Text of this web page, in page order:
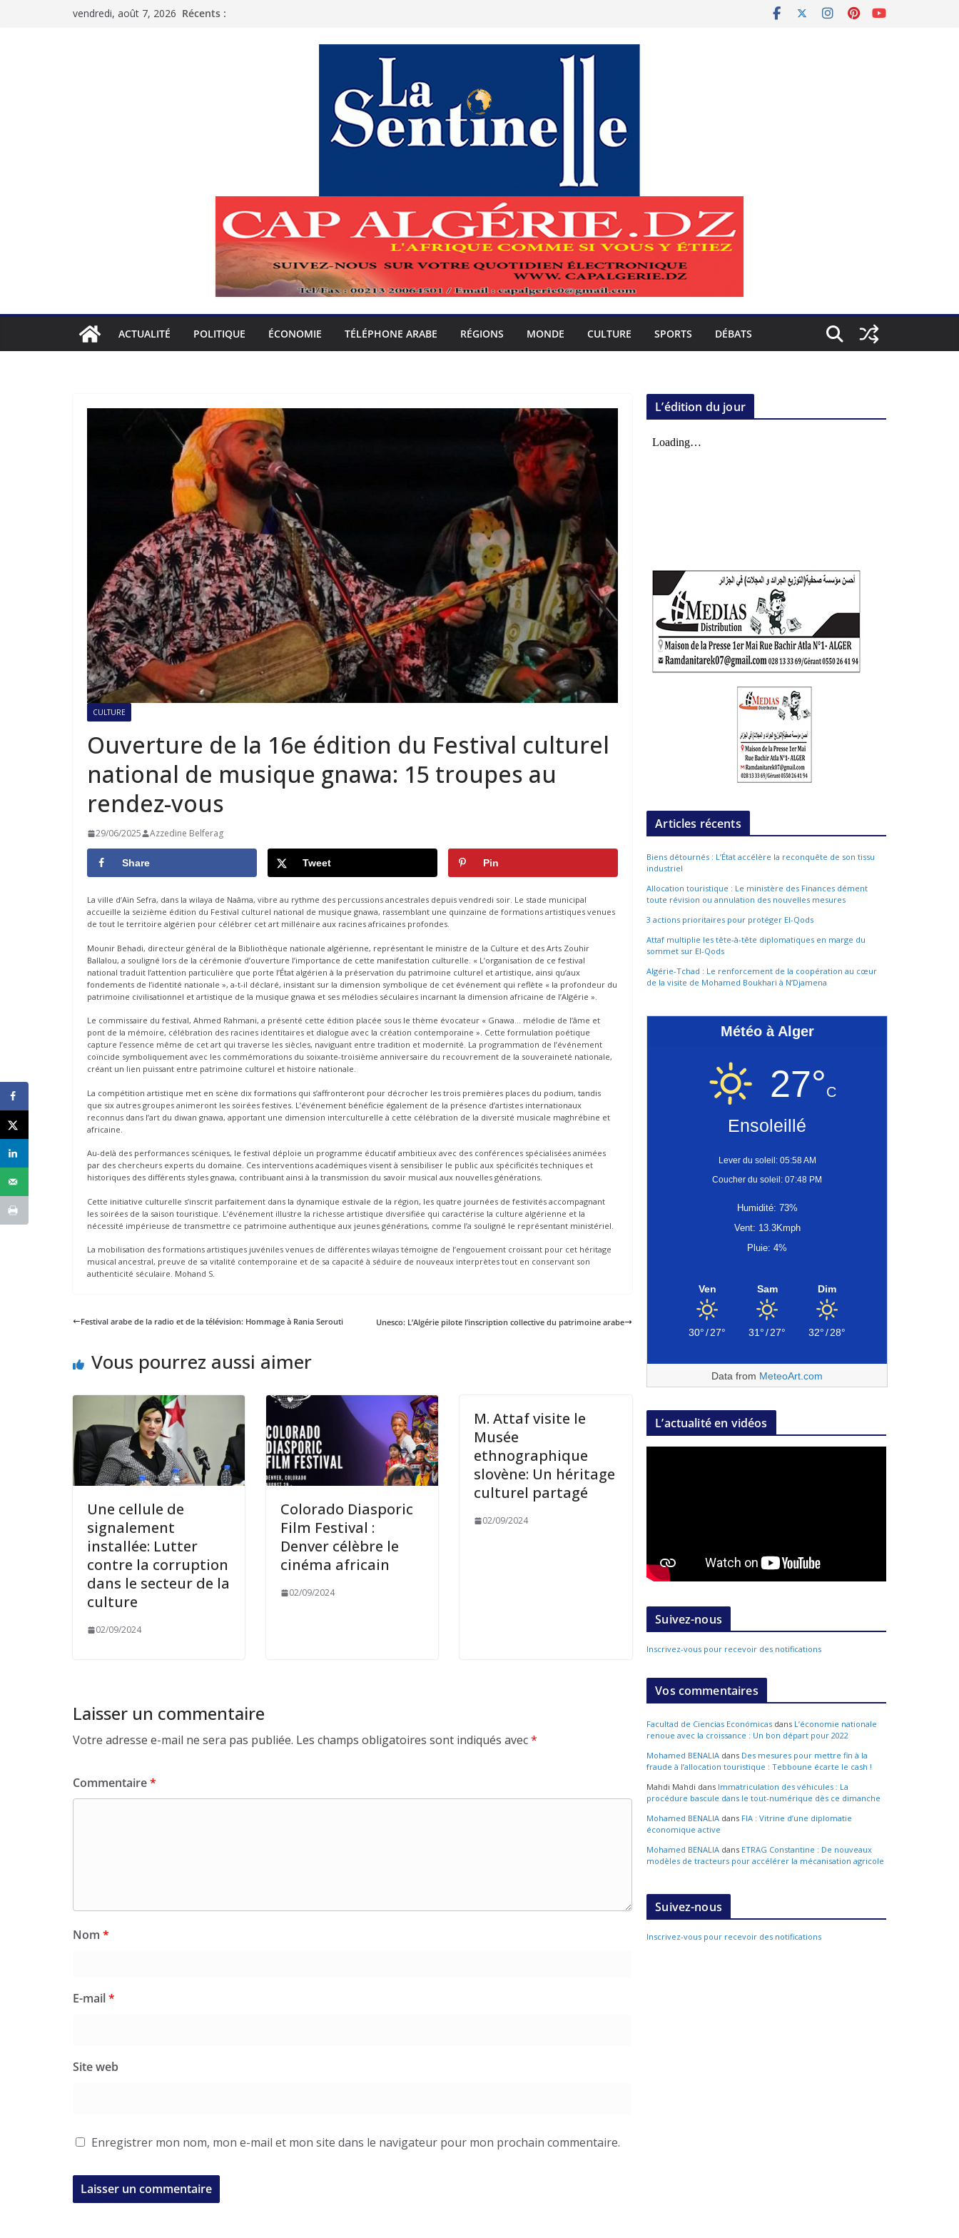
vendredi, août 7, 2026 Récents :
ACTUALITÉ POLITIQUE ÉCONOMIE TÉLÉPHONE ARABE RÉGIONS MONDE CULTURE SPORTS DÉBATS
CULTURE
Ouverture de la 16e édition du Festival culturel
national de musique gnawa: 15 troupes au
rendez-vous
29/06/2025 Azzedine Belferag
Share Tweet Pin
La ville d’Aïn Sefra, dans la wilaya de Naâma, vibre au rythme des percussions ancestrales depuis vendredi soir. Le stade municipal
accueille la seizième édition du Festival culturel national de musique gnawa, rassemblant une quinzaine de formations artistiques venues
de tout le territoire algérien pour célébrer cet art millénaire aux racines africaines profondes.
Mounir Behadi, directeur général de la Bibliothèque nationale algérienne, représentant le ministre de la Culture et des Arts Zouhir
Ballalou, a souligné lors de la cérémonie d’ouverture l’importance de cette manifestation culturelle. « L’organisation de ce festival
national traduit l’attention particulière que porte l’État algérien à la préservation du patrimoine culturel et artistique, ainsi qu’aux
fondements de l’identité nationale », a-t-il déclaré, insistant sur la dimension symbolique de cet événement qui reflète « la profondeur du
patrimoine civilisationnel et artistique de la musique gnawa et ses mélodies séculaires incarnant la dimension africaine de l’Algérie ».
Le commissaire du festival, Ahmed Rahmani, a présenté cette édition placée sous le thème évocateur « Gnawa… mélodie de l’âme et
pont de la mémoire, célébration des racines identitaires et dialogue avec la création contemporaine ». Cette formulation poétique
capture l’essence même de cet art qui traverse les siècles, naviguant entre tradition et modernité. La programmation de l’événement
coïncide symboliquement avec les commémorations du soixante-troisième anniversaire du recouvrement de la souveraineté nationale,
créant un lien puissant entre patrimoine culturel et histoire nationale.
La compétition artistique met en scène dix formations qui s’affronteront pour décrocher les trois premières places du podium, tandis
que six autres groupes animeront les soirées festives. L’événement bénéficie également de la présence d’artistes internationaux
reconnus dans l’art du diwan gnawa, apportant une dimension interculturelle à cette célébration de la diversité musicale maghrébine et
africaine.
Au-delà des performances scéniques, le festival déploie un programme éducatif ambitieux avec des conférences spécialisées animées
par des chercheurs experts du domaine. Ces interventions académiques visent à sensibiliser le public aux spécificités techniques et
historiques des différents styles gnawa, contribuant ainsi à la transmission du savoir musical aux nouvelles générations.
Cette initiative culturelle s’inscrit parfaitement dans la dynamique estivale de la région, les quatre journées de festivités accompagnant
les soirées de la saison touristique. L’événement illustre la richesse artistique diversifiée qui caractérise la culture algérienne et la
nécessité impérieuse de transmettre ce patrimoine authentique aux jeunes générations, comme l’a souligné le représentant ministériel.
La mobilisation des formations artistiques juvéniles venues de différentes wilayas témoigne de l’engouement croissant pour cet héritage
musical ancestral, preuve de sa vitalité contemporaine et de sa capacité à séduire de nouveaux interprètes tout en conservant son
authenticité séculaire. Mohand S.
Festival arabe de la radio et de la télévision: Hommage à Rania Serouti Unesco: L’Algérie pilote l’inscription collective du patrimoine arabe
Vous pourrez aussi aimer
Une cellule de
signalement
installée: Lutter
contre la corruption
dans le secteur de la
culture
02/09/2024
Colorado Diasporic
Film Festival :
Denver célèbre le
cinéma africain
02/09/2024
M. Attaf visite le
Musée
ethnographique
slovène: Un héritage
culturel partagé
02/09/2024
Laisser un commentaire
Votre adresse e-mail ne sera pas publiée. Les champs obligatoires sont indiqués avec*
Commentaire*
Nom *
E-mail*
Site web
Enregistrer mon nom, mon e-mail et mon site dans le navigateur pour mon prochain commentaire.
L’édition du jour
Articles récents
Biens détournés : L’État accélère la reconquête de son tissu
industriel
Allocation touristique : Le ministère des Finances dément
toute révision ou annulation des nouvelles mesures
3 actions prioritaires pour protéger El-Qods
Attaf multiplie les tête-à-tête diplomatiques en marge du
sommet sur El-Qods
Algérie-Tchad : Le renforcement de la coopération au cœur
de la visite de Mohamed Boukhari à N’Djamena
Météo à Alger
27°C
Ensoleillé
Lever du soleil: 05:58 AM
Coucher du soleil: 07:48 PM
Humidité: 73%
Vent: 13.3Kmph
Pluie: 4%
Ven
30°/27°
Sam
31°/27°
Dim
32°/28°
Data from MeteoArt.com
L’actualité en vidéos
Suivez-nous
Inscrivez-vous pour recevoir des notifications
Vos commentaires
Facultad de Ciencias Económicas dans L’économie nationale
renoue avec la croissance : Un bon départ pour 2022
Mohamed BENALIA dans Des mesures pour mettre fin à la
fraude à l’allocation touristique : Tebboune écarte le cash !
Mahdi Mahdi dans Immatriculation des véhicules : La
procédure bascule dans le tout-numérique dès ce dimanche
Mohamed BENALIA dans FIA : Vitrine d’une diplomatie
économique active
Mohamed BENALIA dans ETRAG Constantine : De nouveaux
modèles de tracteurs pour accélérer la mécanisation agricole
Suivez-nous
Inscrivez-vous pour recevoir des notifications